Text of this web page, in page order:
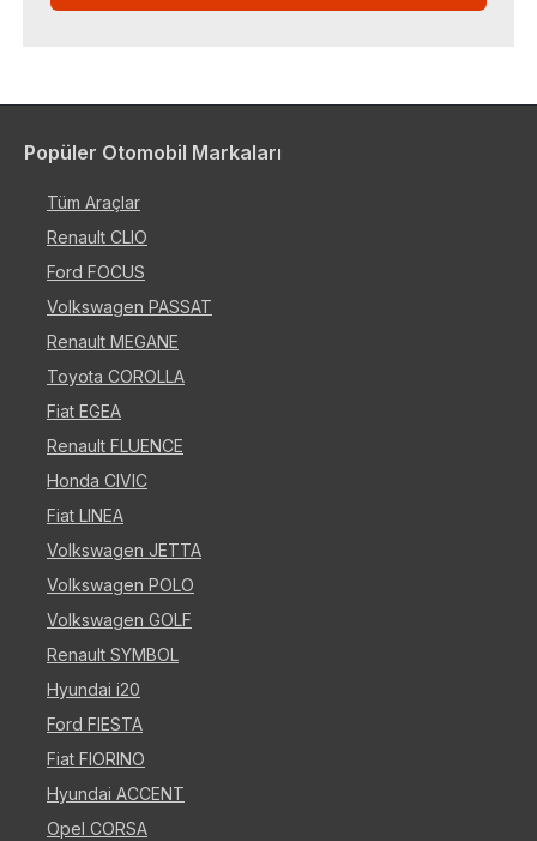
Popüler Otomobil Markaları
Tüm Araçlar
Renault CLIO
Ford FOCUS
Volkswagen PASSAT
Renault MEGANE
Toyota COROLLA
Fiat EGEA
Renault FLUENCE
Honda CIVIC
Fiat LINEA
Volkswagen JETTA
Volkswagen POLO
Volkswagen GOLF
Renault SYMBOL
Hyundai i20
Ford FIESTA
Fiat FIORINO
Hyundai ACCENT
Opel CORSA